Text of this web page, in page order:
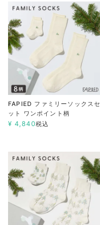
FAPIED ファミリーソックスセ
ット ワンポイント柄
¥ 4,840税込